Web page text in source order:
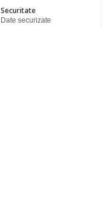
Securitate
Date securizate